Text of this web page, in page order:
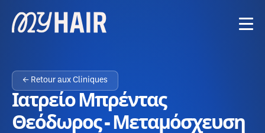
← Retour aux Cliniques
Ιατρείο Μπρέντας
Θεόδωρος - Μεταμόσχευση